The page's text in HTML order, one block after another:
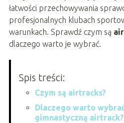
łatwości przechowywania
profesjonalnych klubach
warunkach. Sprawdź czym są
dlaczego warto je wybrać.
Spis treści:
Czym są airtracks?
Dlaczego warto
gimnastyczną airtrack?